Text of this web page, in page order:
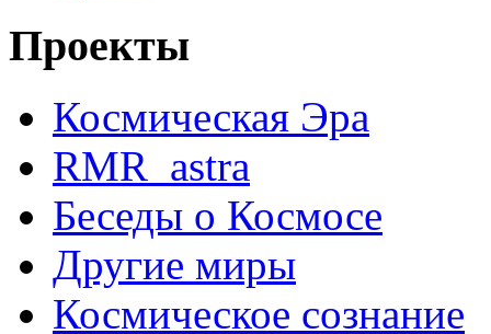
Проекты
Космическая Эра
RMR_astra
Беседы о Космосе
Другие миры
Космическое сознание